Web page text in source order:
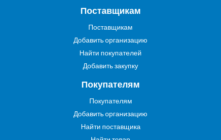
Поставщикам
Поставщикам
Добавить организацию
Найти покупателей
Добавить закупку
Покупателям
Покупателям
Добавить организацию
Найти поставщика